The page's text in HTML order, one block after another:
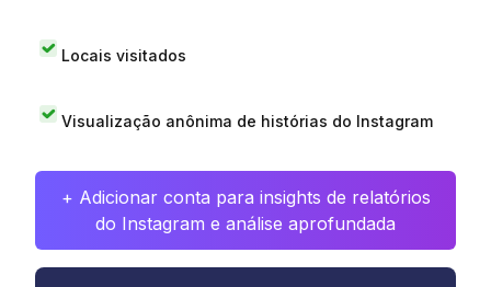
Locais visitados
Visualização anônima de histórias do Instagram
+ Adicionar conta para insights de relatórios
do Instagram e análise aprofundada